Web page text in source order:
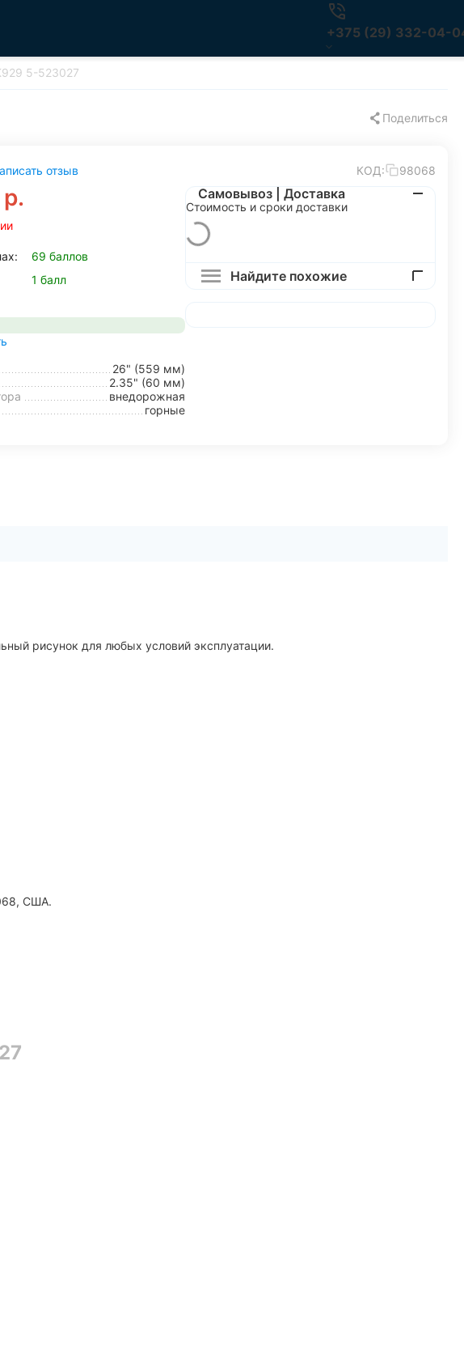
+375 (29) 332-04-
5-523027
Поделиться
отзыв КОД: 98068
р.
69 баллов
1 балл
26" (559 мм)
2.35" (60 мм)
внедорожная
горные
Самовывоз | Доставка
Стоимость и сроки доставки
Найдите похожие
рисунок для любых условий эксплуатации.
США.